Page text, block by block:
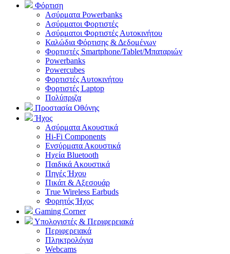
Φόρτιση
Ασύρματα Powerbanks
Aσύρματοι Φορτιστές
Ασύρματοι Φορτιστές Αυτοκινήτου
Καλώδια Φόρτισης & Δεδομένων
Φορτιστές Smartphone/Tablet/Μπαταριών
Powerbanks
Powercubes
Φορτιστές Αυτοκινήτου
Φορτιστές Laptop
Πολύπριζα
Προστασία Οθόνης
Ήχος
Ασύρματα Ακουστικά
Hi-Fi Components
Ενσύρματα Ακουστικά
Ηχεία Bluetooth
Παιδικά Ακουστικά
Πηγές Ήχου
Πικάπ & Αξεσουάρ
Τrue Wireless Earbuds
Φορητός Ήχος
Gaming Corner
Υπολογιστές & Περιφερειακά
Περιφερειακά
Πληκτρολόγια
Webcams